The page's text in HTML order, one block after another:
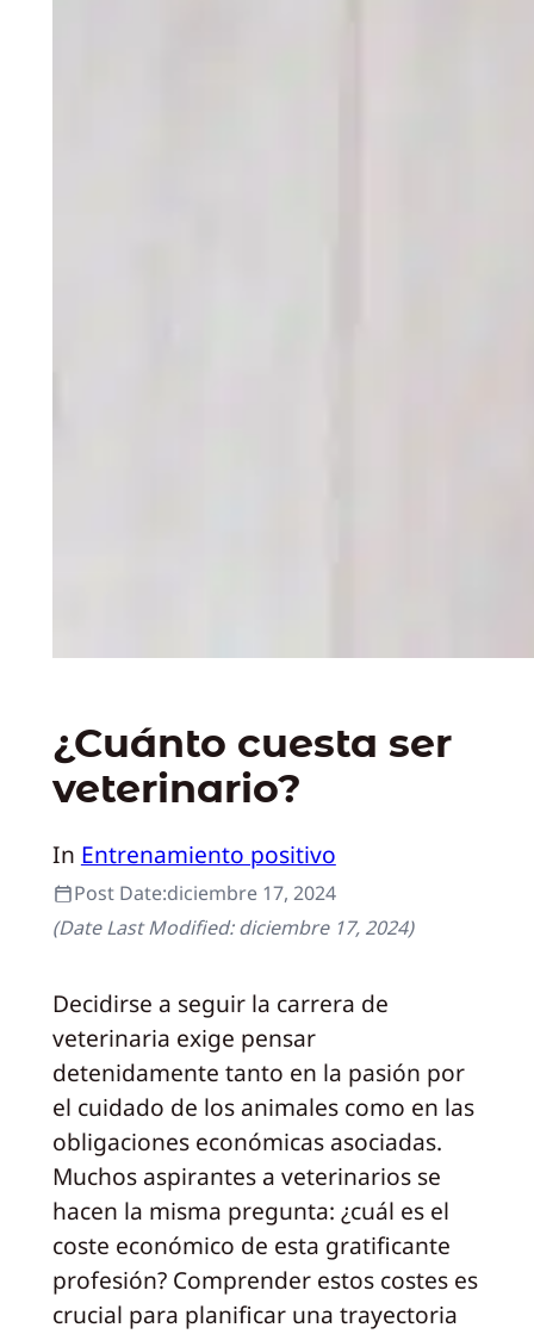
¿Cuánto cuesta ser
veterinario?
In Entrenamiento positivo
Post Date:diciembre 17, 2024
(Date Last Modified:diciembre 17, 2024)
Decidirse a seguir la carrera de
veterinaria exige pensar
detenidamente tanto en la pasión por
el cuidado de los animales como en las
obligaciones económicas asociadas.
Muchos aspirantes a veterinarios se
hacen la misma pregunta: ¿cuál es el
coste económico de esta gratificante
profesión? Comprender estos costes es
crucial para planificar una trayectoria